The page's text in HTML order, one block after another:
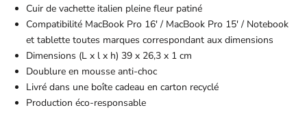
Cuir de vachette italien pleine fleur patiné
Compatibilité MacBook Pro 16' / MacBook Pro 15' / Notebook
et tablette toutes marques correspondant aux dimensions
Dimensions (L x l x h) 39 x 26,3 x 1 cm
Doublure en mousse anti-choc
Livré dans une boîte cadeau en carton recyclé
Production éco-responsable